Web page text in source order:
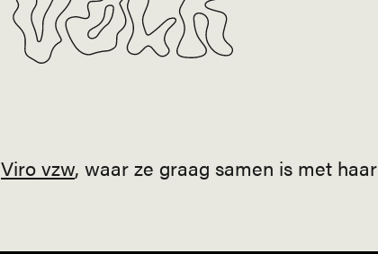
Viro vzw, waar ze graag samen is met haar